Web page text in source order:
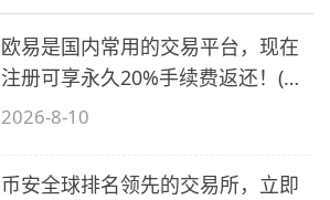
欧易是国内常用的交易平台，现在
注册可享永久20%手续费返还！(必
备1)
2026-8-10
币安全球排名领先的交易所，立即